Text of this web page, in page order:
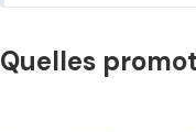
Quelles